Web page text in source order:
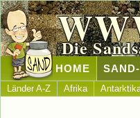
Die
HOME
Länder A-Z Afrika